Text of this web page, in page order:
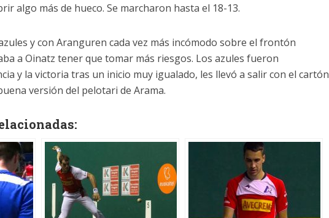
algo más de hueco. Se marcharon hasta el 18-13.
y con Aranguren cada vez más incómodo sobre el frontón
a Oinatz tener que tomar más riesgos. Los azules fueron
y la victoria tras un inicio muy igualado, les llevó a salir con el cartón
versión del pelotari de Arama.